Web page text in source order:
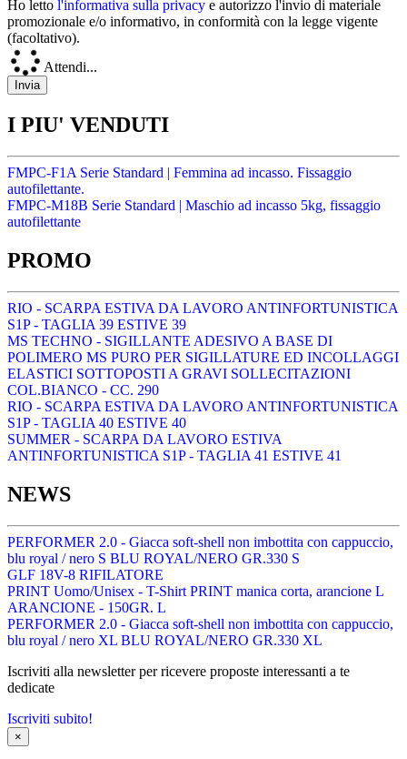
Ho letto l'informativa sulla privacy e autorizzo l'invio di materiale
promozionale e/o informativo, in conformità con la legge vigente
(facoltativo).
Attendi...
I PIU' VENDUTI
FMPC-F1A Serie Standard | Femmina ad incasso. Fissaggio
autofilettante.
FMPC-M18B Serie Standard | Maschio ad incasso 5kg, fissaggio
autofilettante
PROMO
RIO - SCARPA ESTIVA DA LAVORO ANTINFORTUNISTICA
S1P - TAGLIA 39 ESTIVE 39
MS TECHNO - SIGILLANTE ADESIVO A BASE DI
POLIMERO MS PURO PER SIGILLATURE ED INCOLLAGGI
ELASTICI SOTTOPOSTI A GRAVI SOLLECITAZIONI
COL.BIANCO - CC. 290
RIO - SCARPA ESTIVA DA LAVORO ANTINFORTUNISTICA
S1P - TAGLIA 40 ESTIVE 40
SUMMER - SCARPA DA LAVORO ESTIVA
ANTINFORTUNISTICA S1P - TAGLIA 41 ESTIVE 41
NEWS
PERFORMER 2.0 - Giacca soft-shell non imbottita con cappuccio,
blu royal / nero S BLU ROYAL/NERO GR.330 S
GLF 18V-8 RIFILATORE
PRINT Uomo/Unisex - T-Shirt PRINT manica corta, arancione L
ARANCIONE - 150GR. L
PERFORMER 2.0 - Giacca soft-shell non imbottita con cappuccio,
blu royal / nero XL BLU ROYAL/NERO GR.330 XL
Iscriviti alla newsletter per ricevere proposte interessanti a te
dedicate
Iscriviti subito!
×